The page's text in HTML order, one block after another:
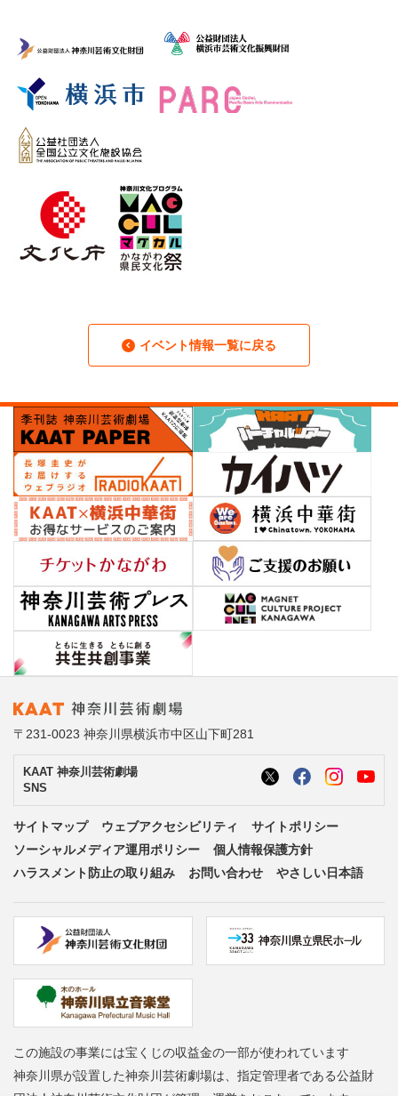
イベント情報一覧に戻る
〒231-0023 神奈川県横浜市中区山下町281
KAAT 神奈川芸術劇場
SNS
サイトマップ ウェブアクセシビリティ
サイトポリシー
ソーシャルメディア運用ポリシー
個人情報保護方針
ハラスメント防止の取り組み
お問い合わせ やさしい日本語
この施設の事業には宝くじの収益金の一部が使われています
神奈川県が設置した神奈川芸術劇場は、指定管理者である公益財